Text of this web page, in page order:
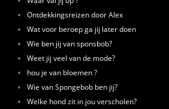
Ontdekkingsreizen door Alex
Wat voor beroep ga jij later doen
Wie ben jij van sponsbob?
Weet jij veel van de mode?
hou je van bloemen ?
Wie van Spongebob ben jij?
Welke hond zit in jou verscholen?